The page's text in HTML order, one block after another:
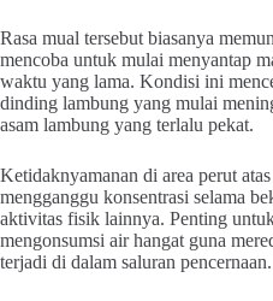
Rasa mual tersebut biasanya
mencoba untuk mulai menyantap
waktu yang lama. Kondisi ini
dinding lambung yang mulai
asam lambung yang terlalu pekat.
Ketidaknyamanan di area perut
mengganggu konsentrasi selama
aktivitas fisik lainnya. Penting
mengonsumsi air hangat guna
terjadi di dalam saluran pencernaan.